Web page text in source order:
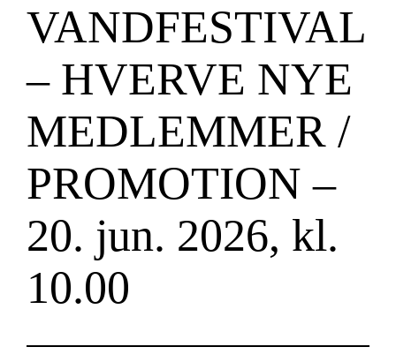
VANDFESTIVAL
– HVERVE NYE
MEDLEMMER /
PROMOTION –
20. jun. 2026, kl.
10.00